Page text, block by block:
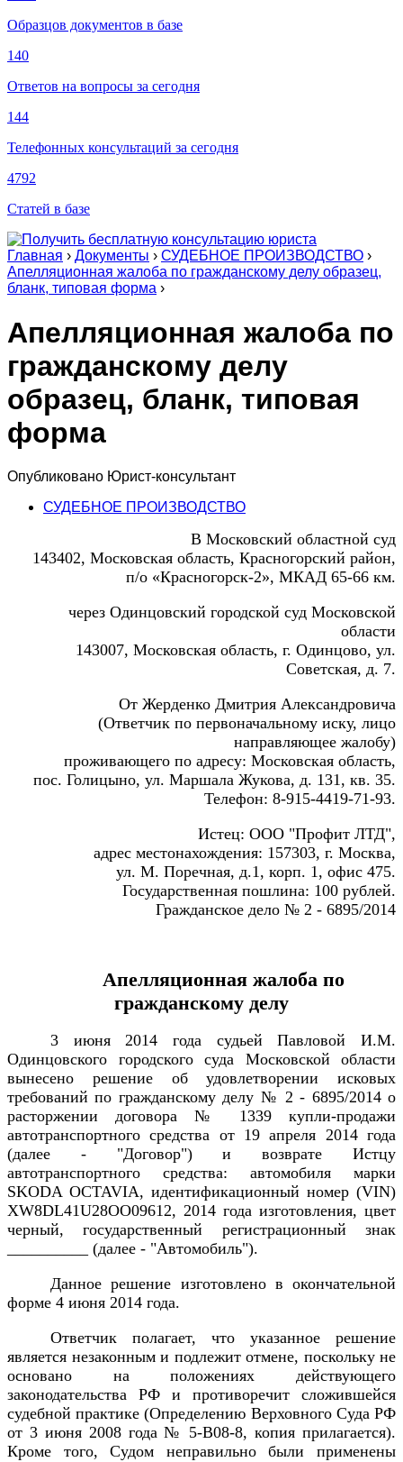
Образцов документов в базе
140
Ответов на вопросы за сегодня
144
Телефонных консультаций за сегодня
4792
Статей в базе
Главная › Документы › СУДЕБНОЕ ПРОИЗВОДСТВО ›
Апелляционная жалоба по гражданскому делу образец,
бланк, типовая форма ›
Апелляционная жалоба по
гражданскому делу
образец, бланк, типовая
форма
Опубликовано Юрист-консультант
СУДЕБНОЕ ПРОИЗВОДСТВО
В Московский областной суд
143402, Московская область, Красногорский район,
п/о «Красногорск-2», МКАД 65-66 км.
через Одинцовский городской суд Московской
области
143007, Московская область, г. Одинцово, ул.
Советская, д. 7.
От Жерденко Дмитрия Александровича
(Ответчик по первоначальному иску, лицо
направляющее жалобу)
проживающего по адресу: Московская область,
пос. Голицыно, ул. Маршала Жукова, д. 131, кв. 35.
Телефон: 8-915-4419-71-93.
Истец: ООО "Профит ЛТД",
адрес местонахождения: 157303, г. Москва,
ул. М. Поречная, д.1, корп. 1, офис 475.
Государственная пошлина: 100 рублей.
Гражданское дело № 2 - 6895/2014
Апелляционная жалоба по
гражданскому делу
3 июня 2014 года судьей Павловой И.М.
Одинцовского городского суда Московской области
вынесено решение об удовлетворении исковых
требований по гражданскому делу № 2 - 6895/2014 о
расторжении договора № 1339 купли-продажи
автотранспортного средства от 19 апреля 2014 года
(далее - "Договор") и возврате Истцу
автотранспортного средства: автомобиля марки
SKODA OCTAVIA, идентификационный номер (VIN)
XW8DL41U28ОО09612, 2014 года изготовления, цвет
черный, государственный регистрационный знак
__________ (далее - "Автомобиль").
Данное решение изготовлено в окончательной
форме 4 июня 2014 года.
Ответчик полагает, что указанное решение
является незаконным и подлежит отмене, поскольку не
основано на положениях действующего
законодательства РФ и противоречит сложившейся
судебной практике (Определению Верховного Суда РФ
от 3 июня 2008 года № 5-В08-8, копия прилагается).
Кроме того, Судом неправильно были применены